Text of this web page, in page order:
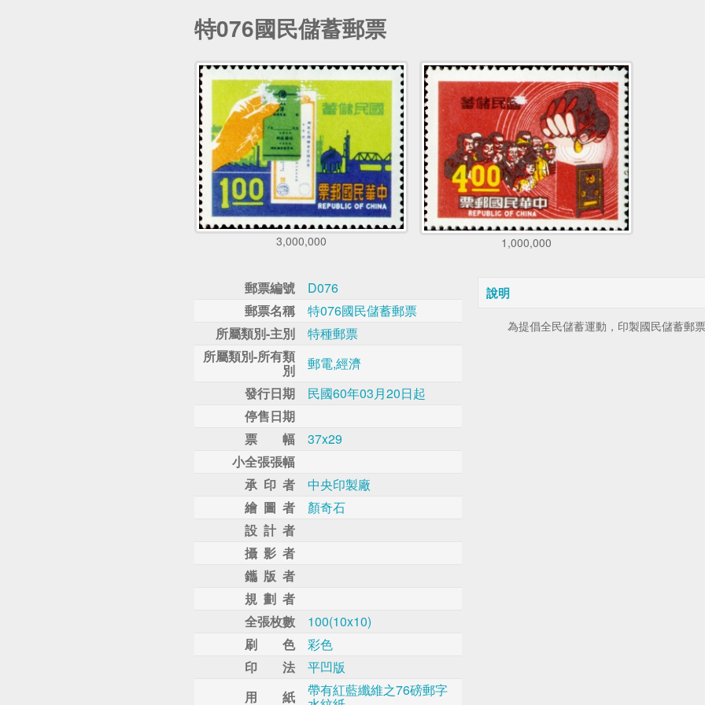
特076國民儲蓄郵票
3,000,000 1,000,000
郵票編號
D076
郵票名稱
特076國民儲蓄郵票
所屬類別-主別
特種郵票
所屬類別-所有類
別
郵電,經濟
發行日期
民國60年03月20日起
停售日期
票 幅
37x29
小全張張幅
承 印 者
中央印製廠
繪 圖 者
顏奇石
設 計 者
攝 影 者
鑴 版 者
規 劃 者
全張枚數
100(10x10)
刷 色
彩色
印 法
平凹版
用 紙
帶有紅藍纖維之76磅郵字
說明
為提倡全民儲蓄運動，印製國民儲蓄郵